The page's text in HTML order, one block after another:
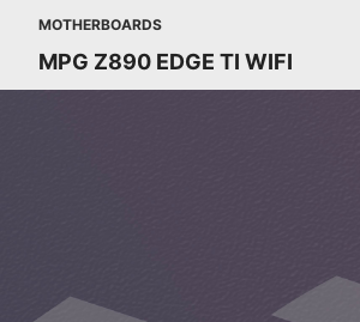
MOTHERBOARDS
MPG Z890 EDGE TI WIFI